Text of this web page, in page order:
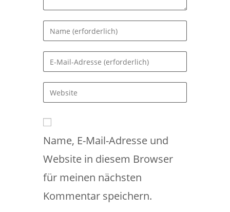
Gib
deinen
Namen
oder
zum
Kommentieren
ein
Gib
deine
E-
Mail-
zum
ein
Gib
deine
URL
ein
Name, E-Mail-Adresse und
Website in diesem Browser
für meinen nächsten
Kommentar speichern.